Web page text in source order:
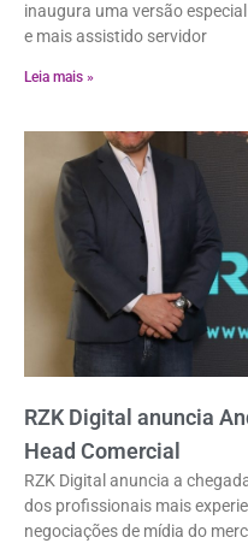
inaugura uma versão
e mais assistido servidor
Leia mais »
RZK Digital anuncia
Head Comercial
RZK Digital anuncia a
dos profissionais mais
negociações de mídia do